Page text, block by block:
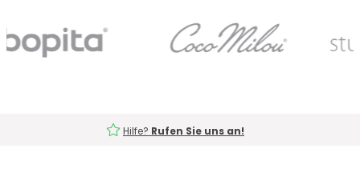
Hilfe? Rufen Sie uns an!